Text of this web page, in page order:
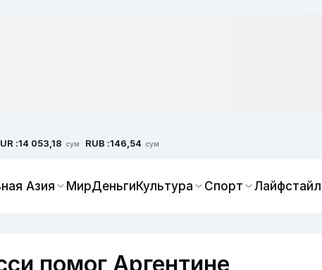
:14 053,18 сум RUB :146,54 сум
Азия МирДеньгиКультура Спорт Лайфстайл
помог Аргентине